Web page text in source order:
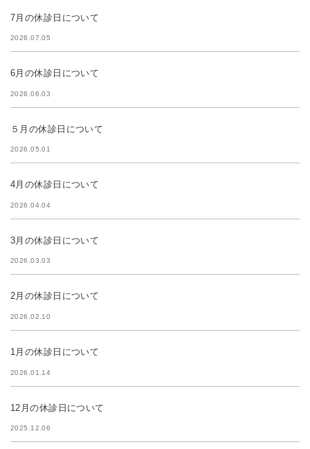
7月の休診日について
2026.07.05
6月の休診日について
2026.06.03
５月の休診日について
2026.05.01
4月の休診日について
2026.04.04
3月の休診日について
2026.03.03
2月の休診日について
2026.02.10
1月の休診日について
2026.01.14
12月の休診日について
2025.12.06